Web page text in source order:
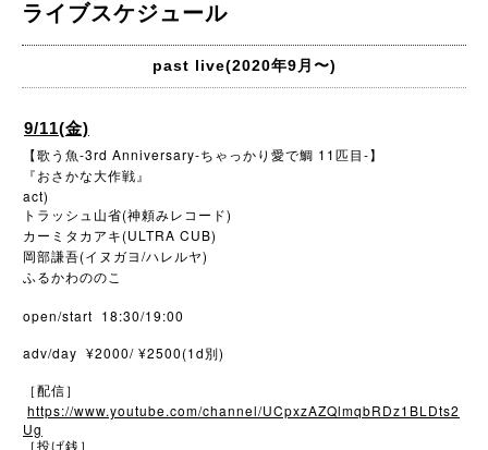
ライブスケジュール
past live(2020年9月〜)
9/11(金)
【歌う魚-3rd Anniversary-ちゃっかり愛で鯛 11匹目-】
『おさかな大作戦』
act)
トラッシュ山省(神頼みレコード)
カーミタカアキ(ULTRA CUB)
岡部謙吾(イヌガヨ/ハレルヤ)
ふるかわののこ
open/start 18:30/19:00
adv/day ¥2000/ ¥2500(1d別)
［配信］
https://www.youtube.com/channel/UCpxzAZQlmqbRDz1BLDts2
Ug
［投げ銭］